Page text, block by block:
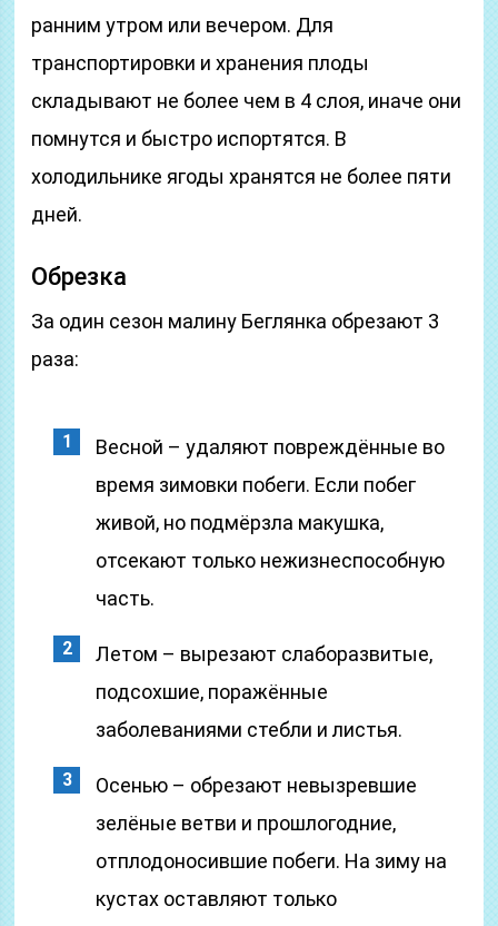
ранним утром или вечером. Для
транспортировки и хранения плоды
складывают не более чем в 4 слоя, иначе они
помнутся и быстро испортятся. В
холодильнике ягоды хранятся не более пяти
дней.
Обрезка
За один сезон малину Беглянка обрезают 3
раза:
Весной – удаляют повреждённые во
время зимовки побеги. Если побег
живой, но подмёрзла макушка,
отсекают только нежизнеспособную
часть.
Летом – вырезают слаборазвитые,
подсохшие, поражённые
заболеваниями стебли и листья.
Осенью – обрезают невызревшие
зелёные ветви и прошлогодние,
отплодоносившие побеги. На зиму на
кустах оставляют только